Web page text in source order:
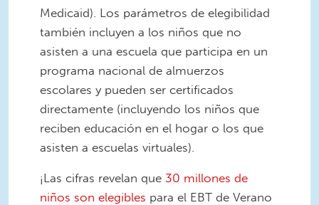
Medicaid). Los parámetros de elegibilidad
también incluyen a los niños que no
asisten a una escuela que participa en un
programa nacional de almuerzos
escolares y pueden ser certificados
directamente (incluyendo los niños que
reciben educación en el hogar o los que
asisten a escuelas virtuales).
¡Las cifras revelan que 30 millones de
niños son elegibles para el EBT de Verano